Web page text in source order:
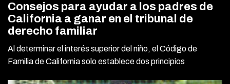
Consejos para ayudar a los padres de
California a ganar en el tribunal de
derecho familiar
Al determinar el interés superior del niño, el Código de
Familia de California solo establece dos principios